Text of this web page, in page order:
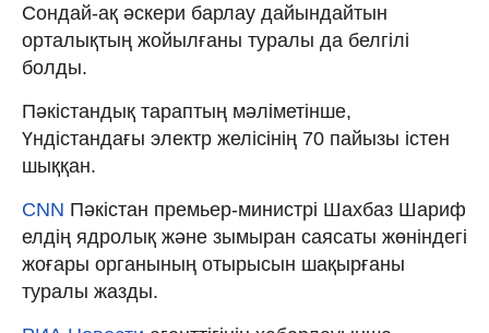
Сондай-ақ әскери барлау дайындайтын
орталықтың жойылғаны туралы да белгілі
болды.
Пәкістандық тараптың мәліметінше,
Үндістандағы электр желісінің 70 пайызы істен
шыққан.
CNN Пәкістан премьер-министрі Шахбаз Шариф
елдің ядролық және зымыран саясаты жөніндегі
жоғары органының отырысын шақырғаны
туралы жазды.